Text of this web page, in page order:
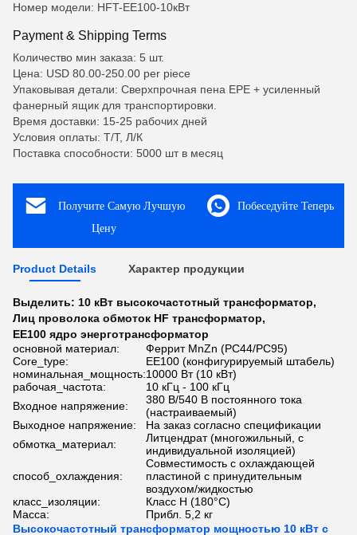
Номер модели: HFT-EE100-10кВт
Payment & Shipping Terms
Количество мин заказа: 5 шт.
Цена: USD 80.00-250.00 per piece
Упаковывая детали: Сверхпрочная пена EPE + усиленный
фанерный ящик для транспортировки.
Время доставки: 15-25 рабочих дней
Условия оплаты: Т/Т, Л/К
Поставка способности: 5000 шт в месяц
Получите Самую Лучшую
Цену
Побеседуйте Теперь
Product Details Характер продукции
Выделить: 10 кВт высокочастотный трансформатор,
Лиц проволока обмоток HF трансформатор,
EE100 ядро энерготрансформатор
основной материал:
Феррит MnZn (PC44/PC95)
Core_type:
EE100 (конфигурируемый штабель)
номинальная_мощность:10000 Вт (10 кВт)
рабочая_частота:
10 кГц - 100 кГц
Входное напряжение:
380 В/540 В постоянного тока
(настраиваемый)
Выходное напряжение:
На заказ согласно спецификации
обмотка_материал:
Литцендрат (многожильный, с
индивидуальной изоляцией)
способ_охлаждения:
Совместимость с охлаждающей
пластиной с принудительным
воздухом/жидкостью
класс_изоляции:
Класс Н (180°С)
Масса:
Прибл. 5,2 кг
Высокочастотный трансформатор мощностью 10 кВт с